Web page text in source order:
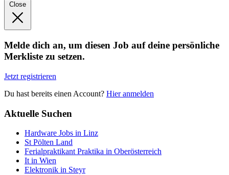
Close
Melde dich an, um diesen Job auf deine persönliche
Merkliste zu setzen.
Jetzt registrieren
Du hast bereits einen Account? Hier anmelden
Aktuelle Suchen
Hardware Jobs in Linz
St Pölten Land
Ferialpraktikant Praktika in Oberösterreich
It in Wien
Elektronik in Steyr